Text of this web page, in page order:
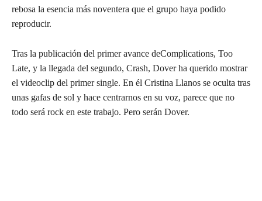
rebosa la esencia más noventera que el grupo haya podido
reproducir.
Tras la publicación del primer avance deComplications, Too
Late, y la llegada del segundo, Crash, Dover ha querido mostrar
el videoclip del primer single. En él Cristina Llanos se oculta tras
unas gafas de sol y hace centrarnos en su voz, parece que no
todo será rock en este trabajo. Pero serán Dover.